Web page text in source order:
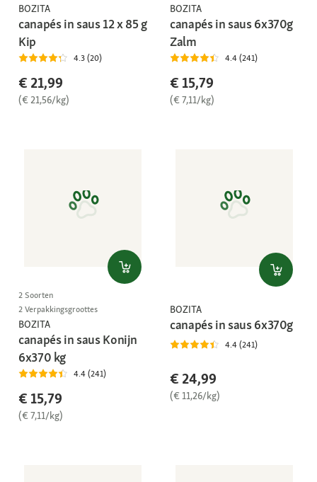
BOZITA
canapés in saus 12 x 85 g
Kip
4.3 (20)
€ 21,99
(€ 21,56/kg)
BOZITA
canapés in saus 6x370g
Zalm
4.4 (241)
€ 15,79
(€ 7,11/kg)
2 Soorten
2 Verpakkingsgroottes
BOZITA
canapés in saus Konijn
6x370 kg
4.4 (241)
€ 15,79
(€ 7,11/kg)
BOZITA
canapés in saus 6x370g
4.4 (241)
€ 24,99
(€ 11,26/kg)